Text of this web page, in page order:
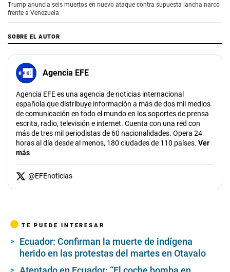
Trump anuncia seis muertos en nuevo ataque contra supuesta lancha narco
frente a Venezuela
SOBRE EL AUTOR
Agencia EFE
Agencia EFE es una agencia de noticias internacional
española que distribuye información a más de dos mil medios
de comunicación en todo el mundo en los soportes de prensa
escrita, radio, televisión e internet. Cuenta con una red con
más de tres mil periodistas de 60 nacionalidades. Opera 24
horas al día desde al menos, 180 ciudades de 110 países. Ver
más
@EFEnoticias
TE PUEDE INTERESAR
Ecuador: Confirman la muerte de indígena
herido en las protestas del martes en Otavalo